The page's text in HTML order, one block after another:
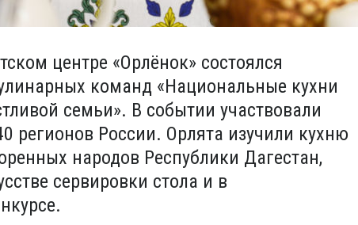
центре «Орлёнок» состоялся
команд «Национальные кухни
семьи». В событии участвовали
регионов России. Орлята изучили кухню
народов Республики Дагестан,
сервировки стола и в